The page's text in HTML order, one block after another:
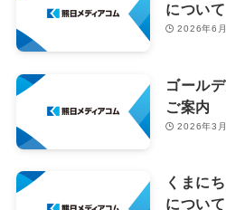
について
2026年6
ゴール
ご案内
2026年3
くまに
について